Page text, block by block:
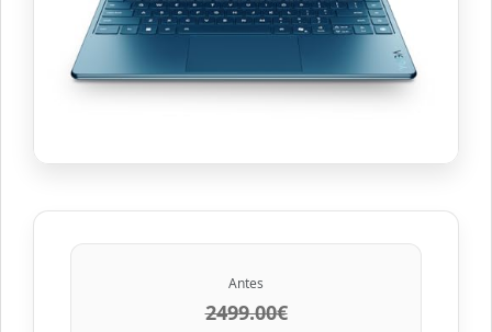
Antes
2499.00€